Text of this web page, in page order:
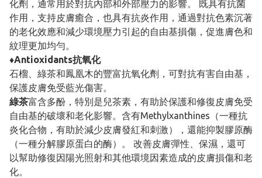
化劑，通常用於對抗內部和外部壓力的影響。 既具有抗菌
作用，支持皮膚癒合，也具有抗炎作用，通過對抗色素沉著
的老化效應和減少環境壓力引起的自由基損傷，促進膚色和
紋理更加均勻。
♦Antioxidants抗氧化
石榴、綠茶和鳳凰木的豐富抗氧化劑，可對抗有害自由基，
保護皮膚免受藍光傷害。
綠茶富含多酚，特別是兒茶素，有助於保護和修復皮膚免受
自由基的破壞和老化影響。含有Methylxanthines（一種抗
炎化合物，有助於減少皮膚發紅和刺激），還能抑製膠原酶
（一種分解膠原蛋白的酶）。 改善皮膚彈性、保濕，還可
以幫助修復因陽光照射和其他環境因素造成的皮膚損傷和老
化。